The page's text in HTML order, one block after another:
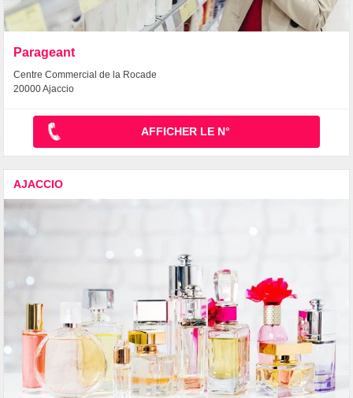
Parageant
Centre Commercial de la Rocade
20000 Ajaccio
AFFICHER LE N°
AJACCIO